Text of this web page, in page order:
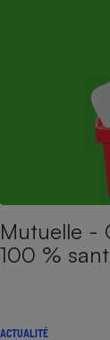
Mutuelle -
100 %
ACTUALITÉ